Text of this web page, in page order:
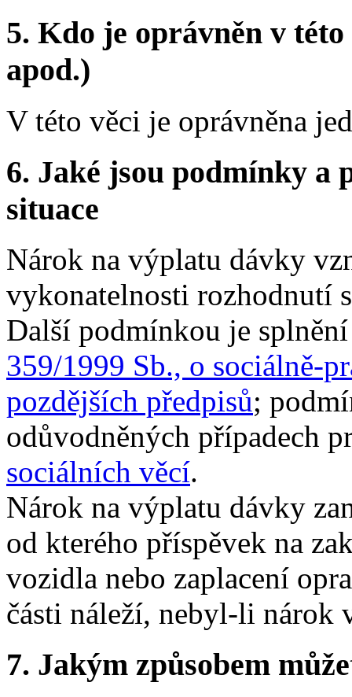
5. Kdo je oprávněn v
apod.)
V této věci je oprávněna
6. Jaké jsou podmínky a
situace
Nárok na výplatu dávky
vykonatelnosti rozhodnutí
Další podmínkou je
359/1999 Sb., o sociálně-
pozdějších předpisů;
odůvodněných případech
sociálních věcí.
Nárok na výplatu dávky
od kterého příspěvek na
vozidla nebo zaplacení
části náleží, nebyl-li nárok
7. Jakým způsobem